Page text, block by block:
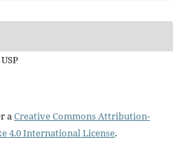
aCreative Commons Attribution-
4.0 International License.